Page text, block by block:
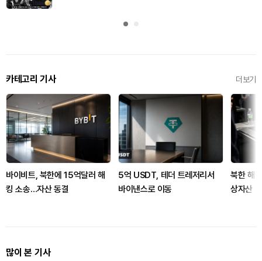
카테고리 기사 더보기
바이비트, 북한에 15억달러 해
킹 소송…자산 동결
5억 USDT, 테더 트레저리서
바이낸스로 이동
북한 해
상자산
많이 본 기사